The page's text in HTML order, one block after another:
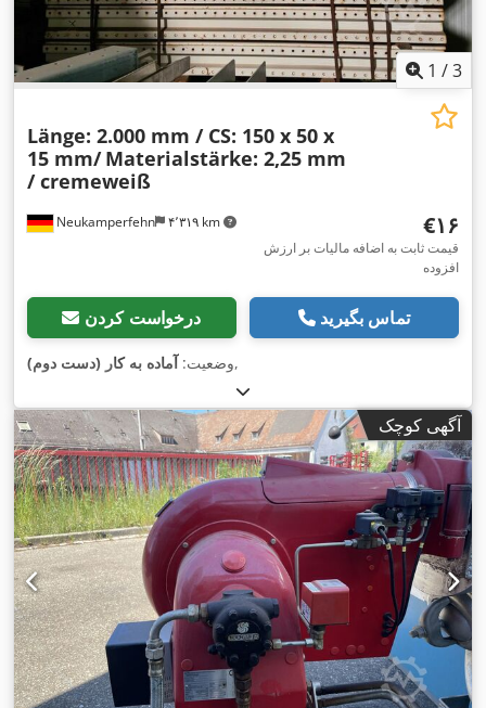
1 /3
Neukamperfehn ۴٬۳۱۹ km
Länge: 2.000 mm / CS: 150 x 50 x
15 mm/ Materialstärke: 2,25 mm
/ cremeweiß
‎€۱۶
قیمت ثابت به اضافه مالیات بر ارزش
افزوده
درخواست کردن تماس بگیرید
وضعیت:آماده به کار (دست دوم) ,
آگهی کوچک